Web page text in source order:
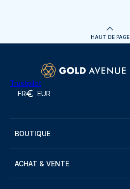
HAUT DE PAGE
Trustpilot
FR EUR
BOUTIQUE
ACHAT & VENTE